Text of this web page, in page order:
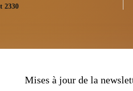
2330
Mises à jour de la